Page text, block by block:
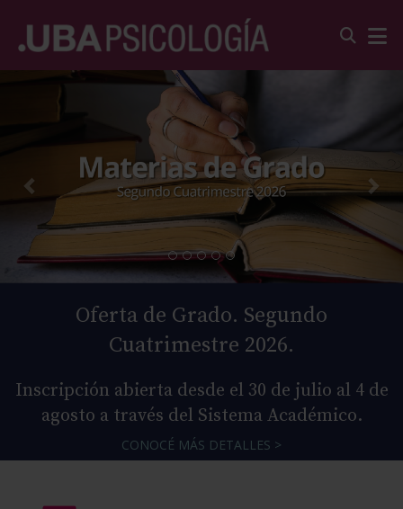
Oferta de Grado. Segundo
Cuatrimestre 2026.
Inscripción abierta desde el 30 de julio al 4 de
agosto a través del Sistema Académico.
CONOCÉ MÁS DETALLES >